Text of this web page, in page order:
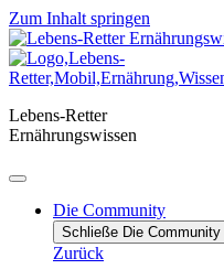
Zum Inhalt springen
Lebens-Retter
Ernährungswissen
Die Community
Schließe Die Community
Zurück